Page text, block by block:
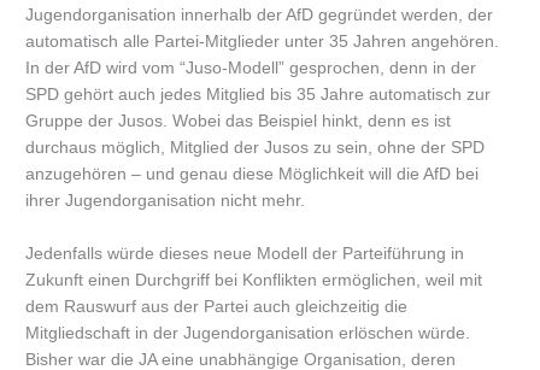
Jugendorganisation innerhalb der AfD gegründet werden, der
automatisch alle Partei-Mitglieder unter 35 Jahren angehören.
In der AfD wird vom “Juso-Modell” gesprochen, denn in der
SPD gehört auch jedes Mitglied bis 35 Jahre automatisch zur
Gruppe der Jusos. Wobei das Beispiel hinkt, denn es ist
durchaus möglich, Mitglied der Jusos zu sein, ohne der SPD
anzugehören – und genau diese Möglichkeit will die AfD bei
ihrer Jugendorganisation nicht mehr.
Jedenfalls würde dieses neue Modell der Parteiführung in
Zukunft einen Durchgriff bei Konflikten ermöglichen, weil mit
dem Rauswurf aus der Partei auch gleichzeitig die
Mitgliedschaft in der Jugendorganisation erlöschen würde.
Bisher war die JA eine unabhängige Organisation, deren